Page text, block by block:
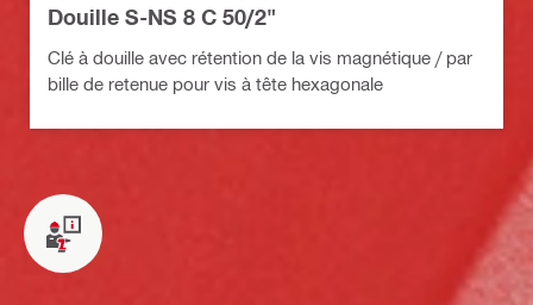
Douille S-NS 8 C 50/2"
Clé à douille avec rétention de la vis magnétique / par
bille de retenue pour vis à tête hexagonale